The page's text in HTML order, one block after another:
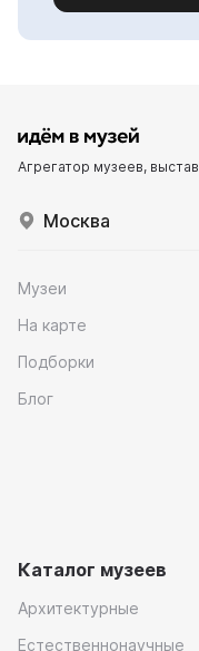
Агрегатор музеев,
Москва
Музеи
На карте
Подборки
Блог
Каталог музеев
Архитектурные
Естественнонаучные